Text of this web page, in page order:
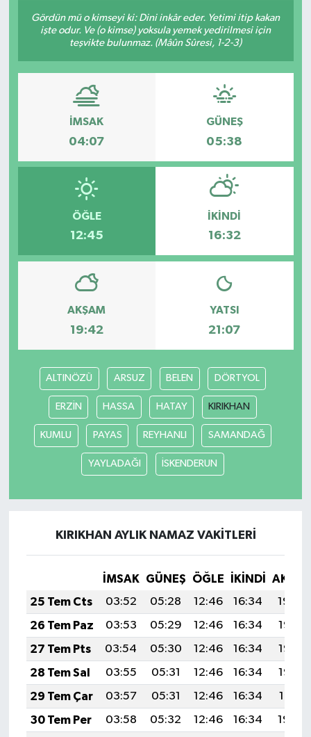
Gördün mü o kimseyi ki: Dini inkâr eder. Yetimi itip kakan
işte odur. Ve (o kimse) yoksula yemek yedirilmesi için
teşvikte bulunmaz. (Mâûn Sûresi, 1-2-3)
İMSAK
04:07
GÜNEŞ
05:38
ÖĞLE
12:45
İKINDI
16:32
AKŞAM
19:42
YATSI
21:07
ALTINÖZÜ ARSUZ BELEN DÖRTYOL
ERZİN HASSA HATAY KIRIKHAN
KUMLU PAYAS REYHANLI SAMANDAĞ
YAYLADAĞI İSKENDERUN
KIRIKHAN AYLIK NAMAZ VAKITLERI
İMSAK GÜNEŞ ÖĞLE İKINDI
25 Tem Cts
03:52 05:28 12:46 16:34
19:54
26 Tem Paz
03:53 05:29 12:46 16:34
19:53
27 Tem Pts
03:54 05:30 12:46 16:34
19:53
28 Tem Sal
03:55 05:31 12:46 16:34
19:52
29 Tem Çar
03:57 05:31 12:46 16:34
19:51
30 Tem Per
03:58 05:32 12:46 16:34
19:50